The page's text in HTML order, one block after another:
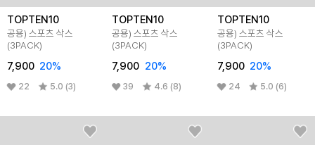
TOPTEN10
공용) 스포츠 삭스
(3PACK)
7,900 20%
22 5.0 (3)
TOPTEN10
공용) 스포츠 삭스
(3PACK)
7,900 20%
39 4.6 (8)
TOPTEN10
공용) 스포츠 삭스
(3PACK)
7,900 20%
24 5.0 (6)